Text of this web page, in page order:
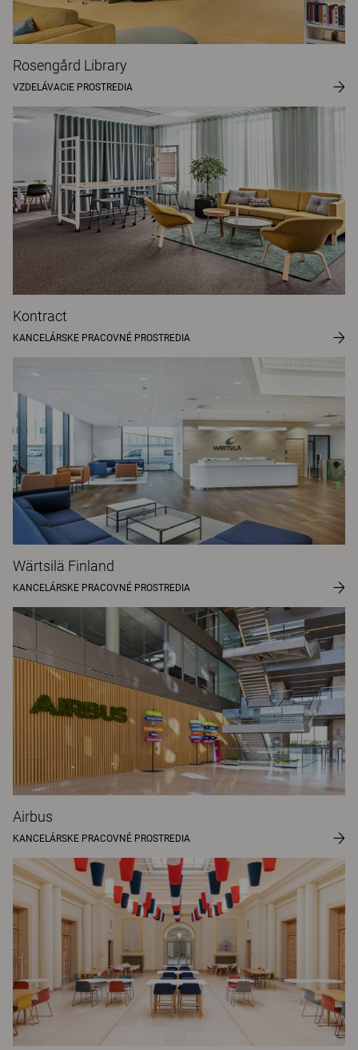
Rosengård Library
VZDELÁVACIE PROSTREDIA
Kontract
KANCELÁRSKE PRACOVNÉ PROSTREDIA
Wärtsilä Finland
KANCELÁRSKE PRACOVNÉ PROSTREDIA
Airbus
KANCELÁRSKE PRACOVNÉ PROSTREDIA